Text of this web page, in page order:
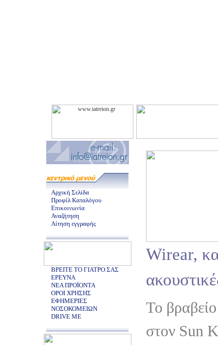
Αρχική Σελίδα
Προφίλ Καταλόγου
Επικοινωνία
Αναζήτηση
Αίτηση εγγραφής
ΒΡΕΙΤΕ ΤΟ ΓΙΑΤΡΟ ΣΑΣ
ΕΡΕΥΝΑ
ΝΕΑ ΠΡΟΪΟΝΤΑ
ΟΡΟΙ ΧΡΗΣΗΣ
ΕΦΗΜΕΡΙΕΣ
ΝΟΣΟΚΟΜΕΙΩΝ
DRIVE ME
Wirear,
Το
στον Sun